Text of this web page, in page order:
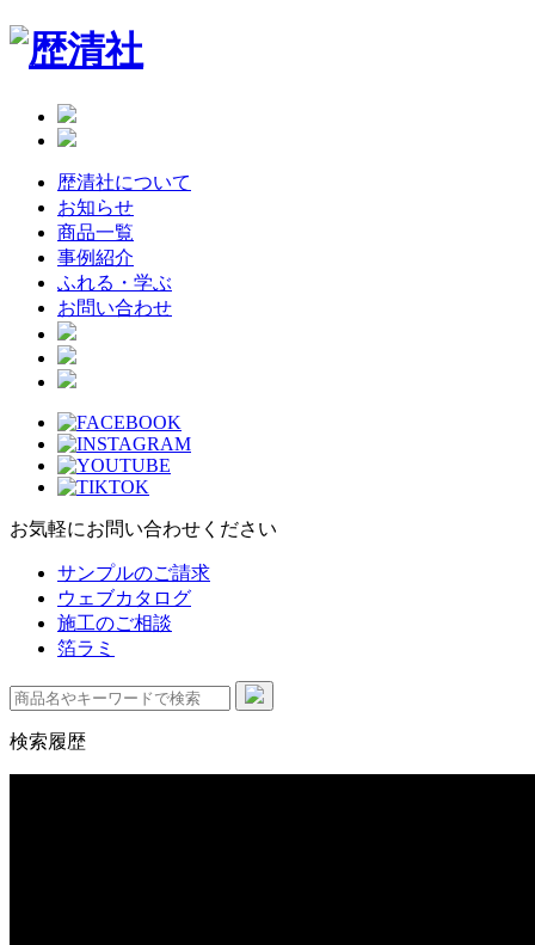
Skip
content
歴清社について
お知らせ
商品一覧
事例紹介
ふれる・学ぶ
お問い合わせ
お気軽にお問い合わせください
サンプルのご請求
ウェブカタログ
施工のご相談
箔ラミ
検索履歴